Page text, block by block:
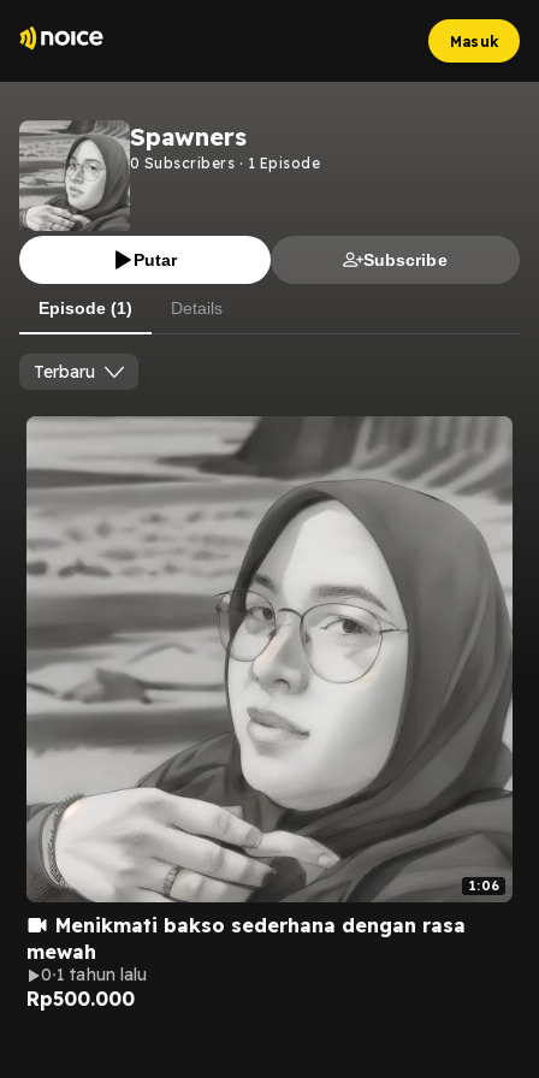
Masuk
Spawners
0 Subscribers · 1 Episode
Putar Subscribe
Episode (1) Details
Terbaru
1:06
Menikmati bakso sederhana dengan rasa
mewah
0 1 tahun lalu
Rp500.000